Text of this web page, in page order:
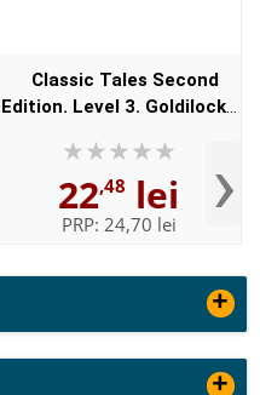
+
+
Classic Tales Second
Edition. Level 3. Goldilocks
Activity Book and Play
22,48 lei
PRP: 24,70 lei ›